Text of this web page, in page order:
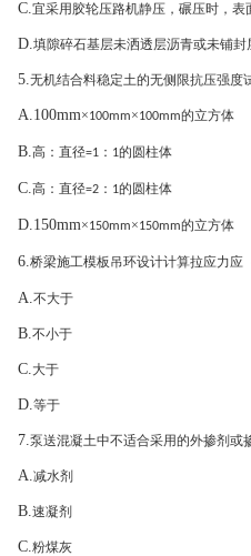
C. 宜采用胶轮压路机静压，碾压时，表
D. 填隙碎石基层未洒透层沥青或未铺封
5. 无机结合料稳定土的无侧限抗压强度
A.100mm×100mm×100mm的立方体
B. 高：直径=1 ： 1的圆柱体
C. 高：直径=2： 1的圆柱体
D.150mm×150mm×150mm的立方体
6. 桥梁施工模板吊环设计计算拉应力应
A. 不大于
B. 不小于
C. 大于
D. 等于
7. 泵送混凝土中不适合采用的外掺剂或
A. 减水剂
B. 速凝剂
C. 粉煤灰